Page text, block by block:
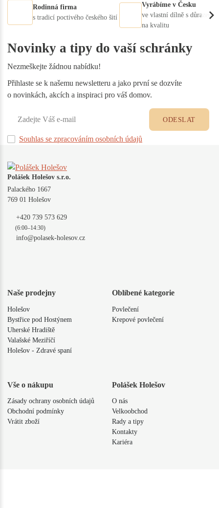
Rodinná firma
s tradicí poctivého českého šití
Vyrábíme v Česku
ve vlastní dílně s důrazem
na kvalitu
Novinky a tipy do vaší schránky
Nezmeškejte žádnou nabídku!
Přihlaste se k našemu newsletteru a jako první se dozvíte
o novinkách, akcích a inspiraci pro váš domov.
Souhlas se zpracováním osobních údajů
ODESLAT
Polášek Holešov s.r.o.
Palackého 1667
769 01 Holešov
+420 739 573 629
(6:00–14:30)
info@polasek-holesov.cz
Naše prodejny
Holešov
Bystřice pod Hostýnem
Uherské Hradiště
Valašské Meziříčí
Holešov - Zdravé spaní
Oblíbené kategorie
Povlečení
Krepové povlečení
Vše o nákupu
Zásady ochrany osobních údajů
Obchodní podmínky
Vrátit zboží
Polášek Holešov
O nás
Velkoobchod
Rady a tipy
Kontakty
Kariéra